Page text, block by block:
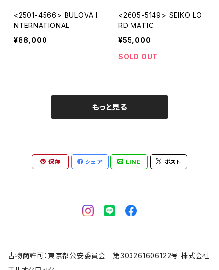
<2501-4566> BULOVA I
NTERNATIONAL
¥88,000
<2605-5149> SEIKO LO
RD MATIC
¥55,000
SOLD OUT
もっと見る
保存 シェア LINE ポスト
古物商許可：東京都公安委員会 第303261606122号 株式会社